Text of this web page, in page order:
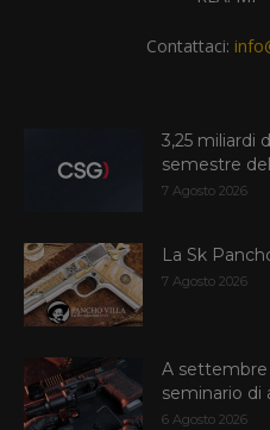
Contattaci:
3,25 miliardi
semestre
7 Agosto 2026
La Sk
7 Agosto 2026
A settembre
seminario
6 Agosto 2026